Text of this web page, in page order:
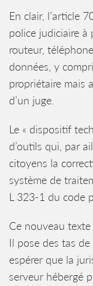
En clair, l’article
police judiciaire à
routeur,
données, y
propriétaire mais
d’un juge.
Le « dispositif
d’outils qui, par
citoyens la
système de
L 323-1 du code
Ce nouveau texte
Il pose des tas
espérer que la
serveur hébergé